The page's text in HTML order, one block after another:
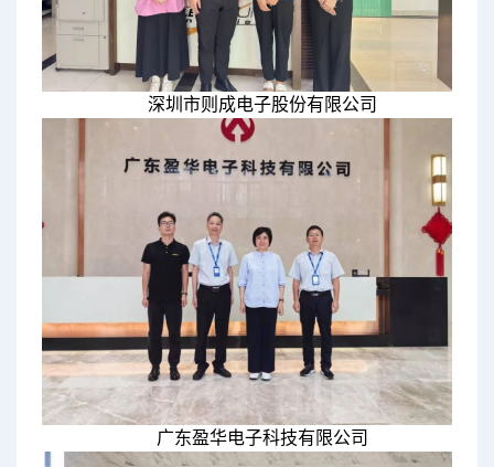
深圳市则成电子股份有限公司
广东盈华电子科技有限公司